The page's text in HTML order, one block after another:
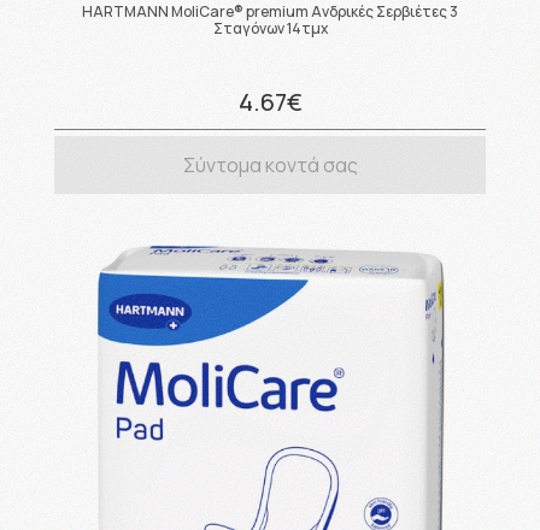
HARTMANN MoliCare® premium Ανδρικές Σερβιέτες 3
Σταγόνων 14τμχ
4.67€
Σύντομα κοντά σας